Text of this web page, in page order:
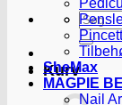
Søg
efter:
Kurv
SheMax
MAGPIE
Nail